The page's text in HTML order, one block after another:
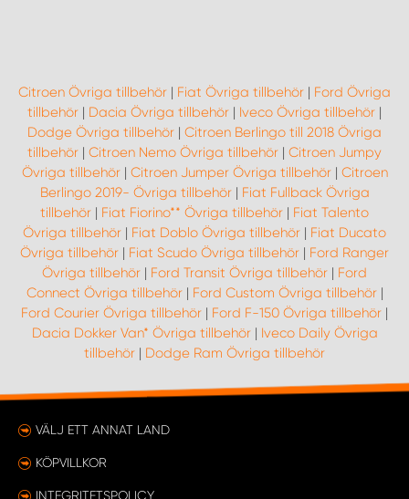
Citroen Övriga tillbehör | Fiat Övriga tillbehör | Ford Övriga
tillbehör | Dacia Övriga tillbehör | Iveco Övriga tillbehör |
Dodge Övriga tillbehör | Citroen Berlingo till 2018 Övriga
tillbehör | Citroen Nemo Övriga tillbehör | Citroen Jumpy
Övriga tillbehör| Citroen Jumper Övriga tillbehör| Citroen
Berlingo 2019- Övriga tillbehör| Fiat Fullback Övriga
tillbehör | Fiat Fiorino** Övriga tillbehör | Fiat Talento
Övriga tillbehör | Fiat Doblo Övriga tillbehör | Fiat Ducato
Övriga tillbehör | Fiat Scudo Övriga tillbehör | Ford Ranger
Övriga tillbehör | Ford Transit Övriga tillbehör | Ford
Connect Övriga tillbehör| Ford Custom Övriga tillbehör|
Ford Courier Övriga tillbehör | Ford F-150 Övriga tillbehör |
Dacia Dokker Van* Övriga tillbehör| Iveco Daily Övriga
tillbehör | Dodge Ram Övriga tillbehör
VÄLJ ETT ANNAT LAND
KÖPVILLKOR
INTEGRITETSPOLICY